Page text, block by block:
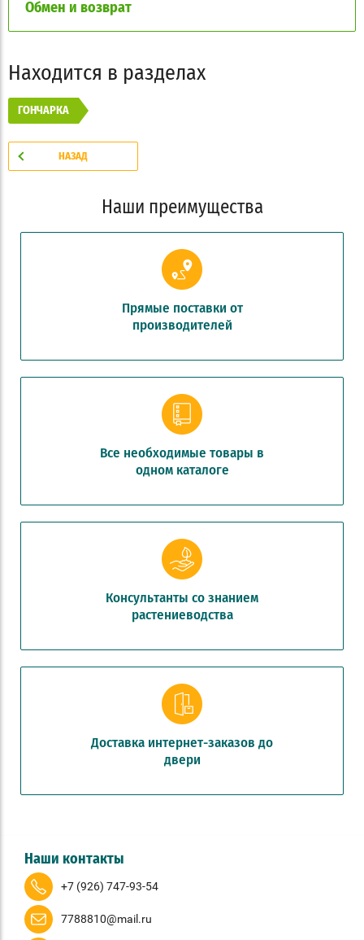
Обмен и возврат
Находится в разделах
ГОНЧАРКА
НАЗАД
Наши преимущества
Прямые поставки от
производителей
Все необходимые товары в
одном каталоге
Консультанты со знанием
растениеводства
Доставка интернет-заказов до
двери
Наши контакты
+7 (926) 747-93-54
7788810@mail.ru